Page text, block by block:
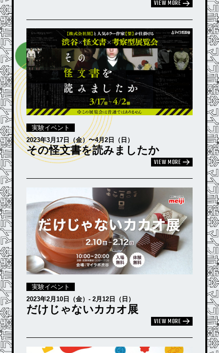
VIEW MORE
実験イベント
2023年3月17日（金）〜4月2日（日）
その怪文書を読みましたか
VIEW MORE
実験イベント
2023年2⽉10⽇（金）- 2⽉12⽇（日）
だけじゃないカカオ展
VIEW MORE